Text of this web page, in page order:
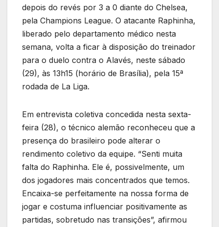
depois do revés por 3 a 0 diante do Chelsea,
pela Champions League. O atacante Raphinha,
liberado pelo departamento médico nesta
semana, volta a ficar à disposição do treinador
para o duelo contra o Alavés, neste sábado
(29), às 13h15 (horário de Brasília), pela 15ª
rodada de La Liga.
Em entrevista coletiva concedida nesta sexta-
feira (28), o técnico alemão reconheceu que a
presença do brasileiro pode alterar o
rendimento coletivo da equipe. “Senti muita
falta do Raphinha. Ele é, possivelmente, um
dos jogadores mais concentrados que temos.
Encaixa-se perfeitamente na nossa forma de
jogar e costuma influenciar positivamente as
partidas, sobretudo nas transições”, afirmou